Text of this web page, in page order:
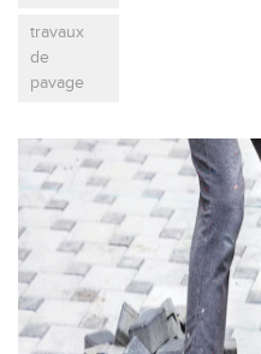
travaux
de
pavage